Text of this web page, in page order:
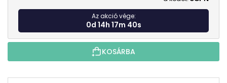
Az akció vége:
0d 14h 17m 40s
KOSÁRBA